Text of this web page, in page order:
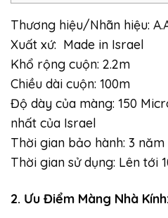
Thương hiệu/Nhãn hiệu:
Xuất xứ: Made in Israel
Khổ rộng cuộn: 2.2m
Chiều dài cuộn: 100m
Độ dày của màng: 150
nhất của Israel
Thời gian bảo hành: 3 năm
Thời gian sử dụng: Lên tới
2. Ưu Điểm Màng Nhà Kính: